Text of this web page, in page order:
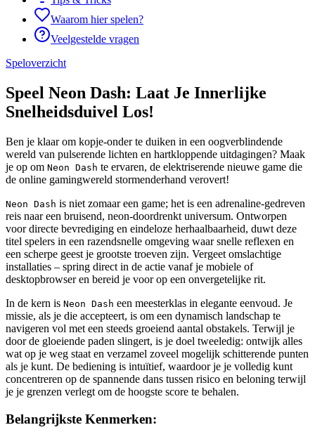
Waarom hier spelen?
Veelgestelde vragen
Speloverzicht
Speel Neon Dash: Laat Je Innerlijke
Snelheidsduivel Los!
Ben je klaar om kopje-onder te duiken in een oogverblindende
wereld van pulserende lichten en hartkloppende uitdagingen? Maak
je op om Neon Dash te ervaren, de elektriserende nieuwe game die
de online gamingwereld stormenderhand verovert!
Neon Dash is niet zomaar een game; het is een adrenaline-gedreven
reis naar een bruisend, neon-doordrenkt universum. Ontworpen
voor directe bevrediging en eindeloze herhaalbaarheid, duwt deze
titel spelers in een razendsnelle omgeving waar snelle reflexen en
een scherpe geest je grootste troeven zijn. Vergeet omslachtige
installaties – spring direct in de actie vanaf je mobiele of
desktopbrowser en bereid je voor op een onvergetelijke rit.
In de kern is Neon Dash een meesterklas in elegante eenvoud. Je
missie, als je die accepteert, is om een dynamisch landschap te
navigeren vol met een steeds groeiend aantal obstakels. Terwijl je
door de gloeiende paden slingert, is je doel tweeledig: ontwijk alles
wat op je weg staat en verzamel zoveel mogelijk schitterende punten
als je kunt. De bediening is intuïtief, waardoor je je volledig kunt
concentreren op de spannende dans tussen risico en beloning terwijl
je je grenzen verlegt om de hoogste score te behalen.
Belangrijkste Kenmerken: